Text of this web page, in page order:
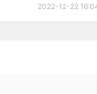
2022-12-22